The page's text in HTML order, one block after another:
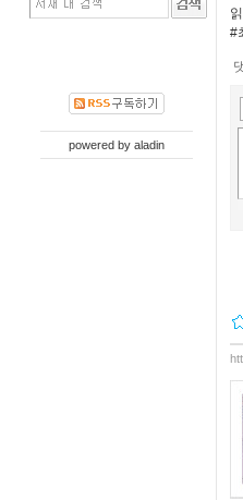
powered by aladin
#